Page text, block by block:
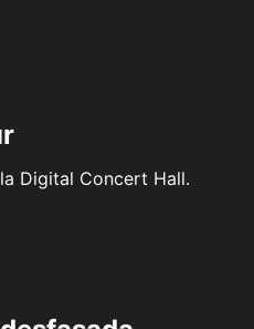
Digital Concert Hall.